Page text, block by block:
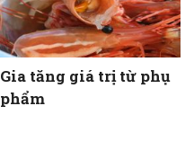
Gia tăng giá trị từ phụ
phẩm